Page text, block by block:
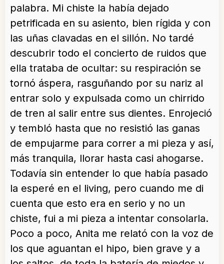
palabra. Mi chiste la había dejado
petrificada en su asiento, bien rígida y con
las uñas clavadas en el sillón. No tardé
descubrir todo el concierto de ruidos que
ella trataba de ocultar: su respiración se
tornó áspera, rasguñando por su nariz al
entrar solo y expulsada como un chirrido
de tren al salir entre sus dientes. Enrojeció
y tembló hasta que no resistió las ganas
de empujarme para correr a mi pieza y así,
más tranquila, llorar hasta casi ahogarse.
Todavía sin entender lo que había pasado
la esperé en el living, pero cuando me di
cuenta que esto era en serio y no un
chiste, fui a mi pieza a intentar consolarla.
Poco a poco, Anita me relató con la voz de
los que aguantan el hipo, bien grave y a